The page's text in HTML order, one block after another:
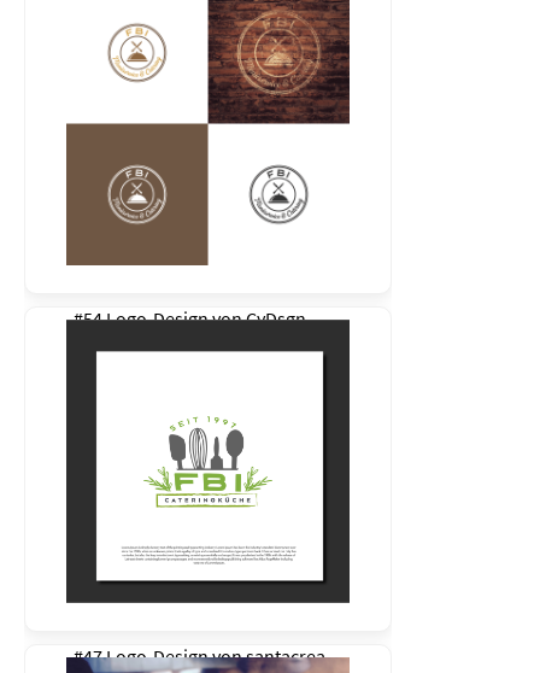
#54 Logo-Design vonCyDsgn
#47 Logo-Design vonsantacrea